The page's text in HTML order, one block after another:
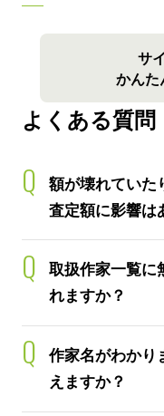
サ
かんた
よくある質問
Q
額が壊れていた
査定額に影響は
Q
取扱作家一覧に
れますか？
Q
作家名がわかり
えますか？